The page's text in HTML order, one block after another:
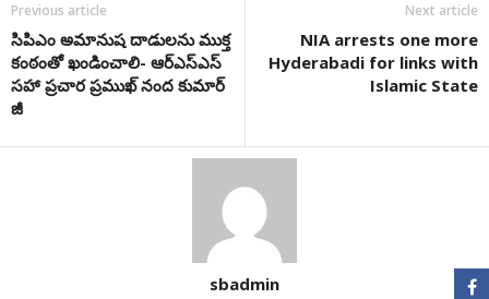
Previous article
సిపిఎం అమానుష దాడులను ముక్త
కంఠంతో ఖండించాలి- ఆర్ఎస్ఎస్
సహా ప్రచార ప్రముఖ్ నంద కుమార్
జీ
Next article
NIA arrests one more
Hyderabadi for links with
Islamic State
sbadmin